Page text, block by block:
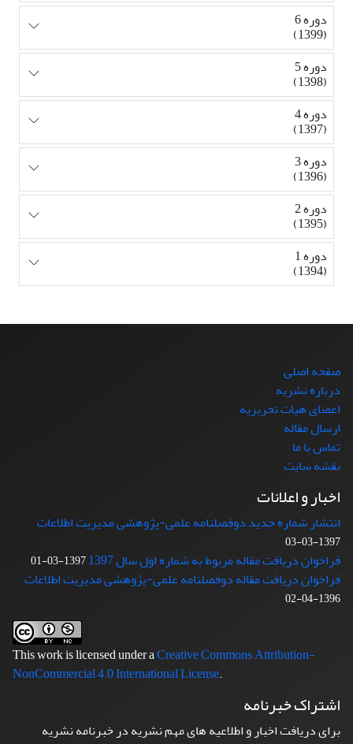
دوره 6
(1399)
دوره 5
(1398)
دوره 4
(1397)
دوره 3
(1396)
دوره 2
(1395)
دوره 1
(1394)
صفحه اصلی
درباره نشریه
اعضای هیات تحریریه
ارسال مقاله
تماس با ما
نقشه سایت
اخبار و اعلانات
انتشار شماره جدید دوفصلنامه علمی-پژوهشی مدیریت اطلاعات
1397-03-03
فراخوان دریافت مقاله مربوط به شماره اول سال 1397 1397-03-01
فراخوان دریافت مقاله دوفصلنامه علمی-پژوهشی مدیریت اطلاعات
1396-04-02
This work is licensed under aCreative Commons Attribution-
NonCommercial 4.0 International License.
اشتراک خبرنامه
برای دریافت اخبار و اطلاعیه های مهم نشریه در خبرنامه نشریه